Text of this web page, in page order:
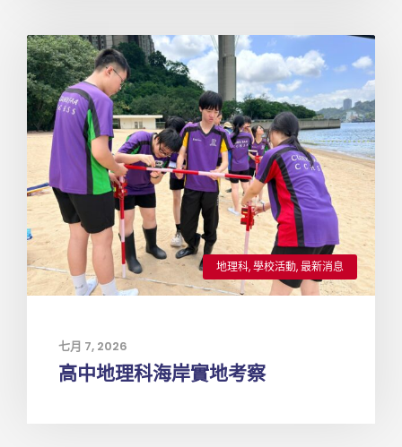
地理科,學校活動,最新消息
七月 7, 2026
高中地理科海岸實地考察